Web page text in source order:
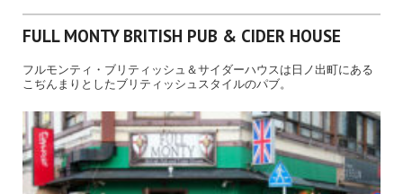
FULL MONTY BRITISH PUB & CIDER HOUSE
フルモンティ・ブリティッシュ＆サイダーハウスは日ノ出町にある
こぢんまりとしたブリティッシュスタイルのパブ。